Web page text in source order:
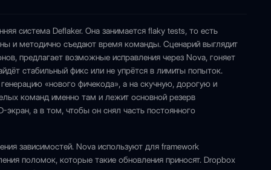
система Deflaker. Она занимается flaky tests, то есть
и методично съедают время команды. Сценарий выглядит
предлагает возможные исправления через Nova, гоняет
стабильный фикс или не упрётся в лимиты попыток.
«нового фичекода», а на скучную, дорогую и
команд именно там и лежит основной резерв
экран, а в том, чтобы он снял часть постоянного
зависимостей. Nova используют для framework
поломок, которые такие обновления приносят. Dropbox